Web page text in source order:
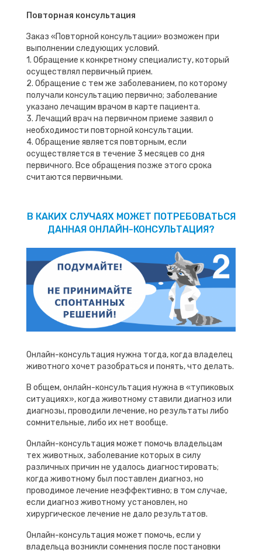
Повторная консультация
Заказ «Повторной консультации» возможен при
выполнении следующих условий.
1. Обращение к конкретному специалисту, который
осуществлял первичный прием.
2. Обращение с тем же заболеванием, по которому
получали консультацию первично; заболевание
указано лечащим врачом в карте пациента.
3. Лечащий врач на первичном приеме заявил о
необходимости повторной консультации.
4. Обращение является повторным, если
осуществляется в течение 3 месяцев со дня
первичного. Все обращения позже этого срока
считаются первичными.
В КАКИХ СЛУЧАЯХ МОЖЕТ ПОТРЕБОВАТЬСЯ
ДАННАЯ ОНЛАЙН-КОНСУЛЬТАЦИЯ?
Онлайн-консультация нужна тогда, когда владелец
животного хочет разобраться и понять, что делать.
В общем, онлайн-консультация нужна в «тупиковых
ситуациях», когда животному ставили диагноз или
диагнозы, проводили лечение, но результаты либо
сомнительные, либо их нет вообще.
Онлайн-консультация может помочь владельцам
тех животных, заболевание которых в силу
различных причин не удалось диагностировать;
когда животному был поставлен диагноз, но
проводимое лечение неэффективно; в том случае,
если диагноз животному установлен, но
хирургическое лечение не дало результатов.
Онлайн-консультация может помочь, если у
владельца возникли сомнения после постановки